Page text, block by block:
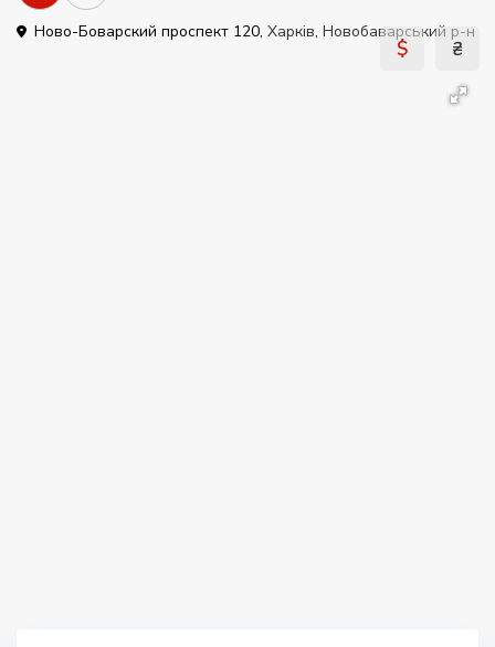
Ново-Боварский проспект 120, Харків, Новобаварський р-н
$ ₴